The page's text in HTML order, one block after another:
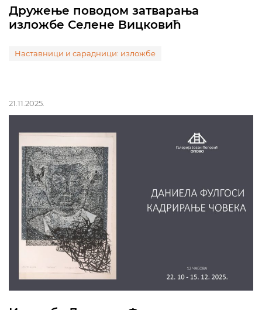
Дружење поводом затварања
изложбе Селене Вицковић
Наставници и сарадници: изложбе
21.11.2025.